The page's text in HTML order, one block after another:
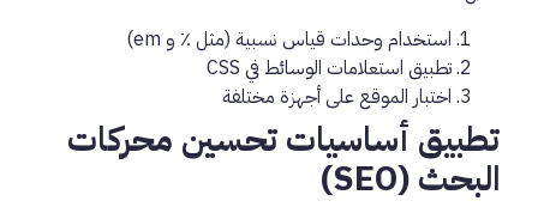
استخدام وحدات قياس نسبية (مثل ٪ و em)
تطبيق استعلامات الوسائط في CSS
اختبار الموقع على أجهزة مختلفة
تطبيق أساسيات تحسين محركات
البحث (SEO)